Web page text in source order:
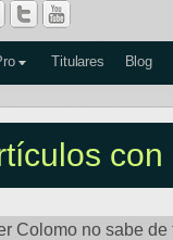
Titulares Blog
con
Colomo no sabe